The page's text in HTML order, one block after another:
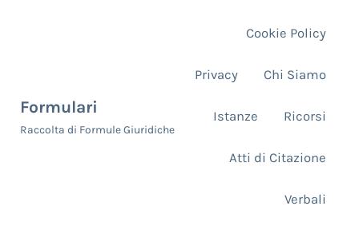
Formulari
Raccolta di Formule Giuridiche
Cookie Policy
Privacy Chi Siamo
Istanze Ricorsi
Atti di Citazione
Verbali